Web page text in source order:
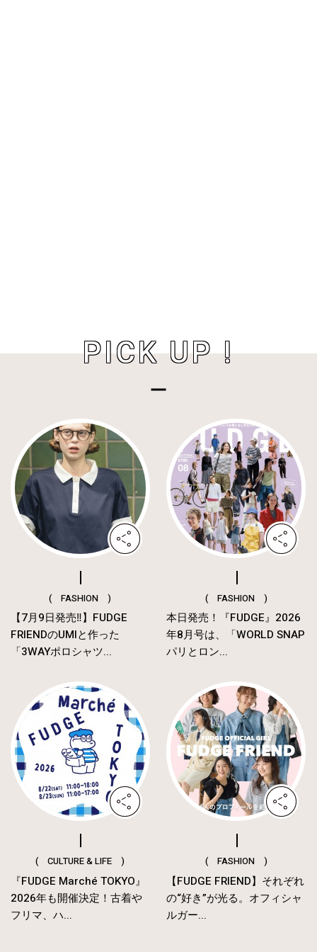
PICK UP !
( FASHION )
【7月9日発売‼︎】FUDGE
FRIENDのUMIと作った
「3WAYポロシャツ...
( FASHION )
本日発売！『FUDGE』2026
年8月号は、「WORLD SNAP
パリとロン...
( CULTURE & LIFE )
『FUDGE Marché TOKYO』
2026年も開催決定！古着や
フリマ、ハ...
( FASHION )
【FUDGE FRIEND】それぞれ
の“好き”が光る。オフィシャ
ルガー...